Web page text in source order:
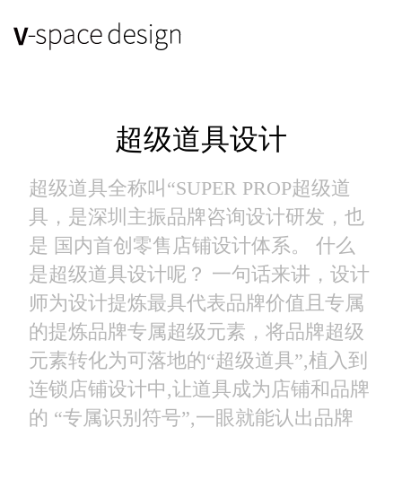
超级道具设计
超级道具全称叫“SUPER PROP超级道
具，是深圳主振品牌咨询设计研发，也
是 国内首创零售店铺设计体系。 什么
是超级道具设计呢？ 一句话来讲，设计
师为设计提炼最具代表品牌价值且专属
的提炼品牌专属超级元素，将品牌超级
元素转化为可落地的“超级道具”,植入到
连锁店铺设计中,让道具成为店铺和品牌
的 “专属识别符号”,一眼就能认出品牌